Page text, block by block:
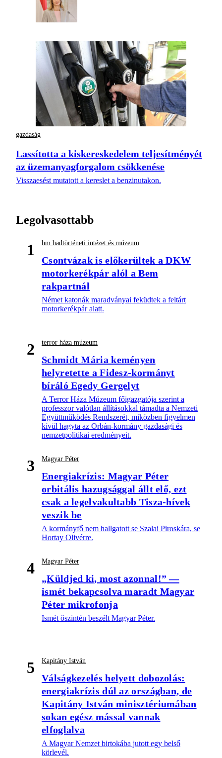
gazdaság
Lassította a kiskereskedelem teljesítményét
az üzemanyagforgalom csökkenése
Visszaesést mutatott a kereslet a benzinutakon.
Legolvasottabb
1 hm hadtörténeti intézet és múzeum
Csontvázak is előkerültek a DKW
motorkerékpár alól a Bem
rakpartnál
Német katonák maradványai feküdtek a feltárt
motorkerékpár alatt.
2 terror háza múzeum
Schmidt Mária keményen
helyretette a Fidesz-kormányt
bíráló Egedy Gergelyt
A Terror Háza Múzeum főigazgatója szerint a
professzor valótlan állításokkal támadta a Nemzeti
Együttműködés Rendszerét, miközben figyelmen
kívül hagyta az Orbán-kormány gazdasági és
nemzetpolitikai eredményeit.
3 Magyar Péter
Energiakrízis: Magyar Péter
orbitális hazugsággal állt elő, ezt
csak a legelvakultabb Tisza-hívek
veszik be
A kormányfő nem hallgatott se Szalai Piroskára, se
Hortay Olivérre.
4 Magyar Péter
„Küldjed ki, most azonnal!” —
ismét bekapcsolva maradt Magyar
Péter mikrofonja
Ismét őszintén beszélt Magyar Péter.
5 Kapitány István
Válságkezelés helyett dobozolás:
energiakrízis dúl az országban, de
Kapitány István minisztériumában
sokan egész mással vannak
elfoglalva
A Magyar Nemzet birtokába jutott egy belső
körlevél.